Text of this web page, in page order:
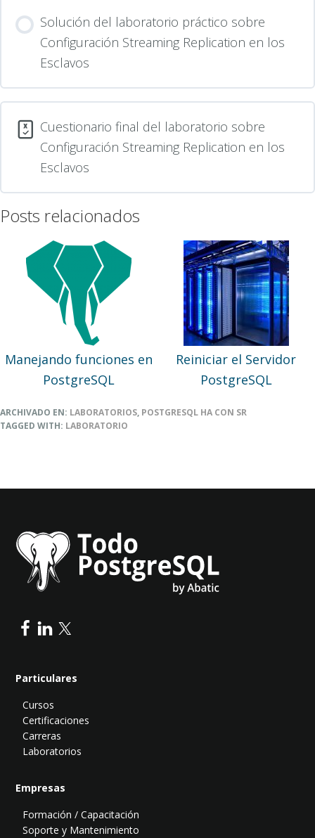
Solución del laboratorio práctico sobre
Configuración Streaming Replication en los
Esclavos
Cuestionario final del laboratorio sobre
Configuración Streaming Replication en los
Esclavos
Posts relacionados
Manejando funciones en
PostgreSQL
Reiniciar el Servidor
PostgreSQL
ARCHIVADO EN: LABORATORIOS, POSTGRESQL HA CON SR
TAGGED WITH: LABORATORIO
Particulares
Cursos
Certificaciones
Carreras
Laboratorios
Empresas
Formación / Capacitación
Soporte y Mantenimiento